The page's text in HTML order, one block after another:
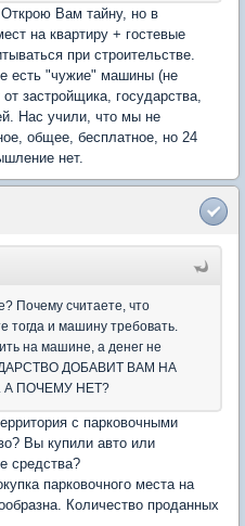
Вам тайну, но в
на квартиру + гостевые
при строительстве.
есть "чужие" машины (не
застройщика, государства,
Нас учили, что мы не
общее, бесплатное, но 24
нет.
Почему считаете, что
тогда и машину требовать.
на машине, а денег не
ДОБАВИТ ВАМ НА
А ПОЧЕМУ НЕТ?
с парковочными
Вы купили авто или
средства?
парковочного места на
Количество проданных